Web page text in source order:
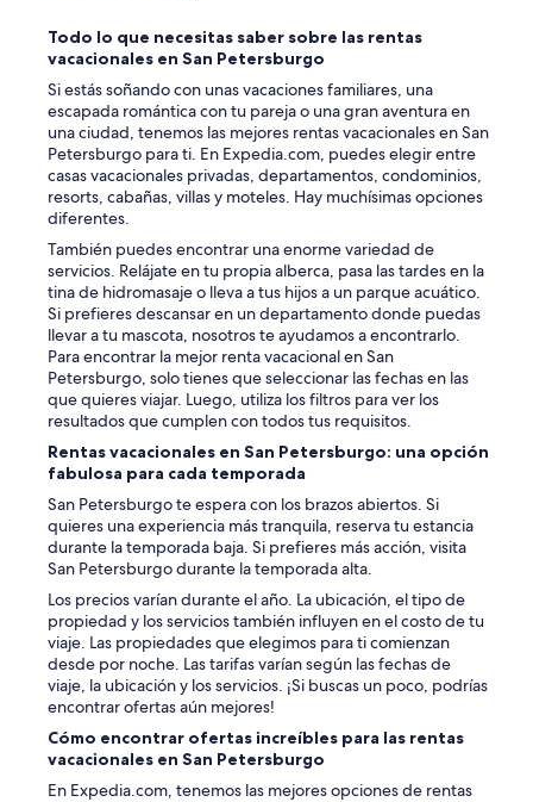
Todo lo que necesitas saber sobre las rentas
vacacionales en San Petersburgo
Si estás soñando con unas vacaciones familiares, una
escapada romántica con tu pareja o una gran aventura en
una ciudad, tenemos las mejores rentas vacacionales en San
Petersburgo para ti. En Expedia.com, puedes elegir entre
casas vacacionales privadas, departamentos, condominios,
resorts, cabañas, villas y moteles. Hay muchísimas opciones
diferentes.
También puedes encontrar una enorme variedad de
servicios. Relájate en tu propia alberca, pasa las tardes en la
tina de hidromasaje o lleva a tus hijos a un parque acuático.
Si prefieres descansar en un departamento donde puedas
llevar a tu mascota, nosotros te ayudamos a encontrarlo.
Para encontrar la mejor renta vacacional en San
Petersburgo, solo tienes que seleccionar las fechas en las
que quieres viajar. Luego, utiliza los filtros para ver los
resultados que cumplen con todos tus requisitos.
Rentas vacacionales en San Petersburgo: una opción
fabulosa para cada temporada
San Petersburgo te espera con los brazos abiertos. Si
quieres una experiencia más tranquila, reserva tu estancia
durante la temporada baja. Si prefieres más acción, visita
San Petersburgo durante la temporada alta.
Los precios varían durante el año. La ubicación, el tipo de
propiedad y los servicios también influyen en el costo de tu
viaje. Las propiedades que elegimos para ti comienzan
desde por noche. Las tarifas varían según las fechas de
viaje, la ubicación y los servicios. ¡Si buscas un poco, podrías
encontrar ofertas aún mejores!
Cómo encontrar ofertas increíbles para las rentas
vacacionales en San Petersburgo
En Expedia.com, tenemos las mejores opciones de rentas